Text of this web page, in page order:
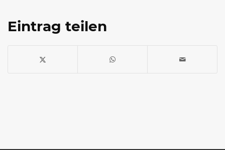
Eintrag teilen